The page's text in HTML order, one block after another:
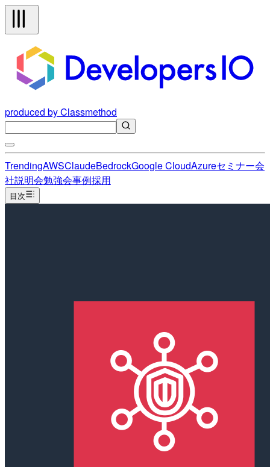
produced by Classmethod
TrendingAWSClaudeBedrockGoogle CloudAzureセミナー会
社説明会勉強会事例採用
目次